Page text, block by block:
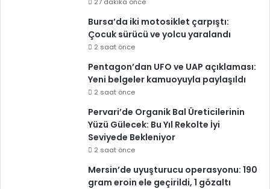
Bursa’da iki motosiklet çarpıştı:
Çocuk sürücü ve yolcu yaralandı
2 saat önce
Pentagon’dan UFO ve UAP açıklaması:
Yeni belgeler kamuoyuyla paylaşıldı
2 saat önce
Pervari’de Organik Bal Üreticilerinin
Yüzü Gülecek: Bu Yıl Rekolte İyi
Seviyede Bekleniyor
2 saat önce
Mersin’de uyuşturucu operasyonu: 190
gram eroin ele geçirildi, 1 gözaltı